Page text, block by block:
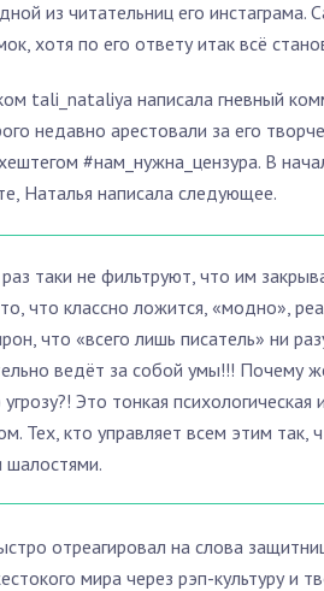
из читательниц его инстаграма.
хотя по его ответу итак всё
tali_nataliya написала гневный
недавно арестовали за его
#нам_нужна_цензура. В
Наталья написала следующее.
таки не фильтруют, что им
что классно ложится, «модно»,
что «всего лишь писатель» ни
ведёт за собой умы!!! Почему
Это тонкая психологическая
Тех, кто управляет всем этим так,
шалостями.
отреагировал на слова
мира через рэп-культуру и